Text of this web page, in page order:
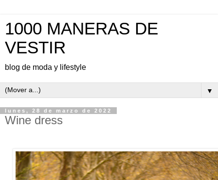
1000 MANERAS DE
VESTIR
blog de moda y lifestyle
▼
lunes, 28 de marzo de 2022
Wine dress